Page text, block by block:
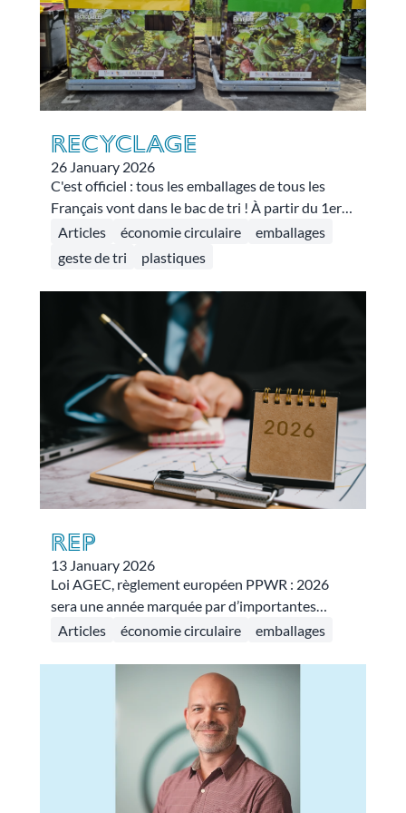
RECYCLAGE
26 January 2026
C'est officiel : tous les emballages de tous les
Français vont dans le bac de tri ! À partir du 1er
janvier 2026, les 2,2 millions habitants des
territoires des outre-mer vont désormais avoir la
plastique !
Articles économie circulaire
emballages
geste de tri
plastiques
REP
13 January 2026
Loi AGEC, règlement européen PPWR : 2026
sera une année marquée par d’importantes
évolutions réglementaires pour l’économie
Producteur (REP). Décryptage.
Articles économie circulaire emballages